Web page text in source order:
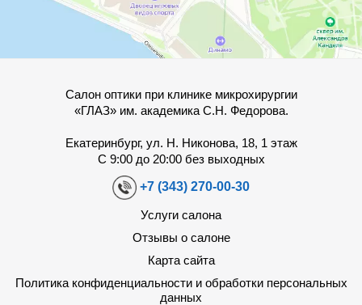
Салон оптики при клинике микрохирургии
«ГЛАЗ» им. академика С.Н. Федорова.
Екатеринбург, ул. Н. Никонова, 18, 1 этаж
С 9:00 до 20:00 без выходных
+7 (343) 270-00-30
Услуги салона
Отзывы о салоне
Карта сайта
Политика конфиденциальности и обработки персональных
данных